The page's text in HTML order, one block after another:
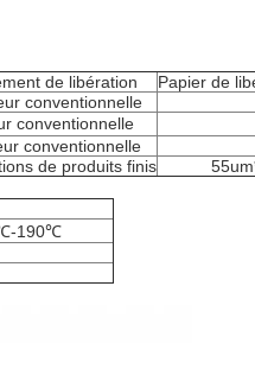
de libération
Papier de
conventionnelle
conventionnelle
conventionnelle
de produits finis
190℃